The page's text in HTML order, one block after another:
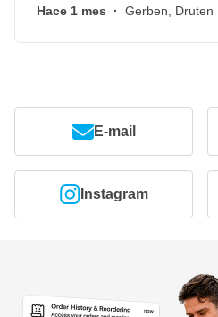
Hace 1 mes · Gerben, Druten
E-mail
Instagram